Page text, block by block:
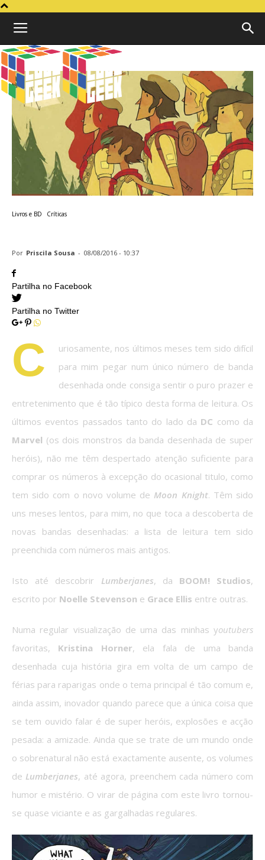
Cubo
Livros e BD Críticas
Por Priscila Sousa - 08/08/2016 - 10:37
Partilha no Facebook
Partilha no Twitter
C
uriosamente, nos últimos meses tem sido difícil
para mim pegar num único número de banda
desenhada onde consiga sentir o puro prazer e
entretenimento que é tão típico desta forma de leitura. Os
últimos eventos passados tanto do lado da DC como da
Marvel (os dois monstros da banda desenhada de super
heróis), não me têm despertado atenção suficiente para
comprar os números à excepção do ocasional titulo, como
tem sido com o novo volume de Moon Knight. Têm sido
uns meses lentos, para mim, no que toca a descoberta de
novas bandas desenhadas: a lista de leitura tem sido
preenchida com números mais antigos.
Isto até descobrir Lumberjanes, da BOOM! Studios,
escrito por Noelle Stevenson e Grace Ellis entre outras.
Numa regular visualização de uma das minhas youtubers
favoritas, Kristina Horner, ela fala de uma banda
desenhada cuja história gira em volta de um campo de
férias para raparigas onde o tema principal é tão comum e,
ainda assim, inovador quando parece que a única coisa que
se tem ouvido falar é de super heróis, explosões e acção
pesada: a amizade. Ainda que se trate de um mundo onde
o sobrenatural não está exactamente ausente, os volumes
de Lumberjanes, até agora, preenchem cada número com
humor e mistério. O virar de página com este livro tornou-
se quase viciante e as gargalhadas regulares.